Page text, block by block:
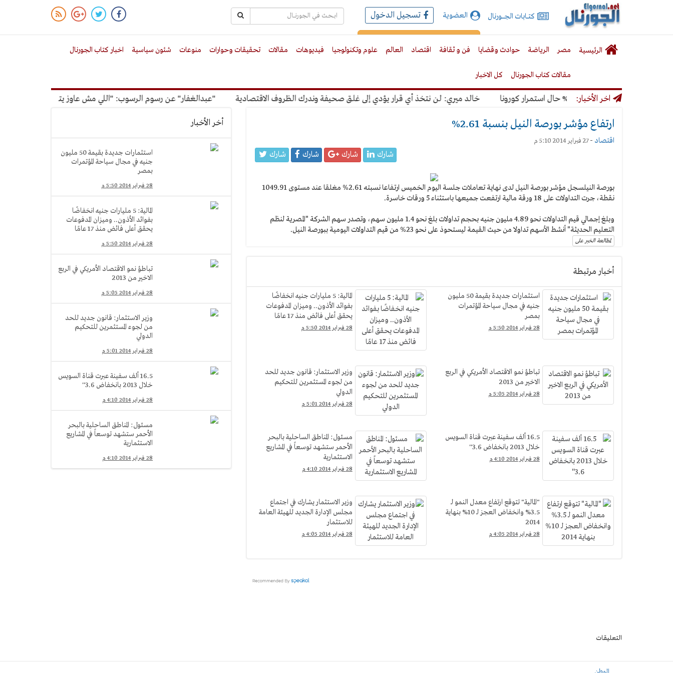
الجورنال
نت
كتـــابات الجـــــورنال العضوية تسجيل الدخول
الرئيسية مصر الرياضة حوادث وقضايا فن و ثقافة اقتصاد العالم علوم وتكنولوجيا فيديوهات مقالات تحقيقات وحوارات منوعات شئون سياسية اخبار كتاب الجورنال
مقالات كتاب الجورنال كل الاخبار
اخر الأخبار:بنسبة 50% حال استمرار كورونا خالد ميري: لن نتخذ أي قرار يؤدي إلى غلق صحيفة وندرك الظروف الاقتصادية "عبدالغفار" عن رسوم الرسوب: "اللي مش عاوز يتعلم ملوش مجانية"
ارتفاع مؤشر بورصة النيل بنسبة 2.61%
اقتصاد -27 فبراير 2014 5:10 م
شارك شارك شارك شارك
بورصة النيل
سجل مؤشر بورصة النيل لدى نهاية تعاملات جلسة اليوم الخميس ارتفاعا نسبته 2.61% مغلقا عند مستوى 1049.91
نقطة، جرت التداولات على 18 ورقة مالية ارتفعت جميعها باستثناء 5 ورقات خاسرة.
وبلغ إجمالي قيم التداولات نحو 4.89 مليون جنيه بحجم تداولات بلغ نحو 1.4 مليون سهم، وتصدر سهم الشركة "المصرية لنظم
التعليم الحديثة" أنشط الأسهم تداولا من حيث القيمة ليستحوذ على نحو 23% من قيم التداولات اليومية ببورصة النيل.
لمطالعة الخبر على
أخبار مرتبطة
استثمارات جديدة بقيمة 50 مليون
جنيه في مجال سياحة المؤتمرات
بمصر
28 فبراير 2014 5:50 م
المالية: 5 مليارات جنيه انخفاضًا
بفوائد الأذون.. وميزان المدفوعات
يحقق أعلى فائض منذ 17 عامًا
28 فبراير 2014 5:50 م
تباطؤ نمو الاقتصاد الأمريكي في الربع
الاخير من 2013
28 فبراير 2014 5:05 م
وزير الاستثمار: قانون جديد للحد
من لجوء المستثمرين للتحكيم
الدولي
28 فبراير 2014 5:01 م
16.5 ألف سفينة عبرت قناة السويس
خلال 2013 بانخفاض 3.6''
28 فبراير 2014 4:10 م
مسئول: المناطق الساحلية بالبحر
الأحمر ستشهد توسعاً في المشاريع
الاستثمارية
28 فبراير 2014 4:10 م
"المالية" تتوقع ارتفاع معدل النمو لـ
3.5% وانخفاض العجز لـ 10% بنهاية
2014
28 فبراير 2014 4:05 م
وزير الاستثمار يشارك في اجتماع
مجلس الإدارة الجديد للهيئة العامة
للاستثمار
28 فبراير 2014 4:05 م
أخر الأخبار
استثمارات جديدة بقيمة 50 مليون
جنيه في مجال سياحة المؤتمرات
بمصر
28 فبراير 2014 5:50 م
المالية: 5 مليارات جنيه انخفاضًا
بفوائد الأذون.. وميزان المدفوعات
يحقق أعلى فائض منذ 17 عامًا
28 فبراير 2014 5:50 م
تباطؤ نمو الاقتصاد الأمريكي في الربع
الاخير من 2013
28 فبراير 2014 5:05 م
وزير الاستثمار: قانون جديد للحد
من لجوء المستثمرين للتحكيم
الدولي
28 فبراير 2014 5:01 م
16.5 ألف سفينة عبرت قناة السويس
خلال 2013 بانخفاض 3.6''
28 فبراير 2014 4:10 م
مسئول: المناطق الساحلية بالبحر
الأحمر ستشهد توسعاً في المشاريع
الاستثمارية
28 فبراير 2014 4:10 م
التعليقات